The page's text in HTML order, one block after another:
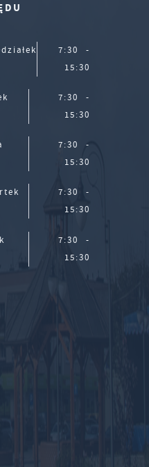
7:30 -
15:30
7:30 -
15:30
7:30 -
15:30
7:30 -
15:30
7:30 -
15:30